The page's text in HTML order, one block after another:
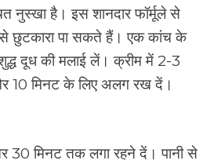
नुस्खा है। इस शानदार फॉर्मूले से
छुटकारा पा सकते हैं। एक कांच के
दूध की मलाई लें। क्रीम में 2-3
10 मिनट के लिए अलग रख दें।
30 मिनट तक लगा रहने दें। पानी से